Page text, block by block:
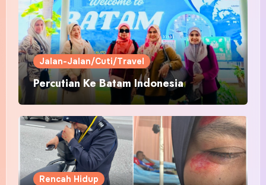
Jalan-Jalan/Cuti/Travel
Percutian Ke Batam Indonesia
Rencah Hidup